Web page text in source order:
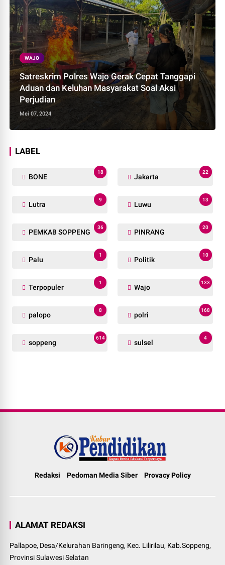
WAJO
Satreskrim Polres Wajo Gerak Cepat Tanggapi
Aduan dan Keluhan Masyarakat Soal Aksi
Perjudian
Mei 07, 2024
LABEL
BONE
18
Jakarta
22
Lutra
9
Luwu
13
PEMKAB SOPPENG
36
PINRANG
20
Palu
1
Politik
10
Terpopuler
1
Wajo
133
palopo
8
polri
168
soppeng
614
sulsel
4
Redaksi Pedoman Media Siber Provacy Policy
ALAMAT REDAKSI
Pallapoe, Desa/Kelurahan Baringeng, Kec. Lilirilau, Kab.Soppeng,
Provinsi Sulawesi Selatan